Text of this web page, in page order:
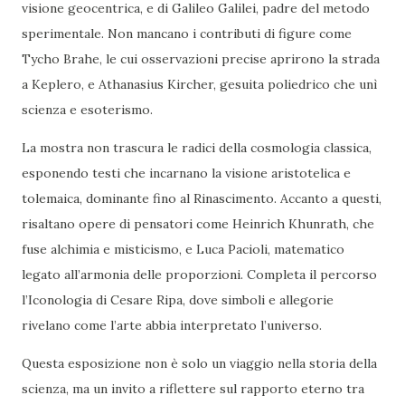
visione geocentrica, e di Galileo Galilei, padre del metodo
sperimentale. Non mancano i contributi di figure come
Tycho Brahe, le cui osservazioni precise aprirono la strada
a Keplero, e Athanasius Kircher, gesuita poliedrico che unì
scienza e esoterismo.
La mostra non trascura le radici della cosmologia classica,
esponendo testi che incarnano la visione aristotelica e
tolemaica, dominante fino al Rinascimento. Accanto a questi,
risaltano opere di pensatori come Heinrich Khunrath, che
fuse alchimia e misticismo, e Luca Pacioli, matematico
legato all’armonia delle proporzioni. Completa il percorso
l’Iconologia di Cesare Ripa, dove simboli e allegorie
rivelano come l’arte abbia interpretato l’universo.
Questa esposizione non è solo un viaggio nella storia della
scienza, ma un invito a riflettere sul rapporto eterno tra